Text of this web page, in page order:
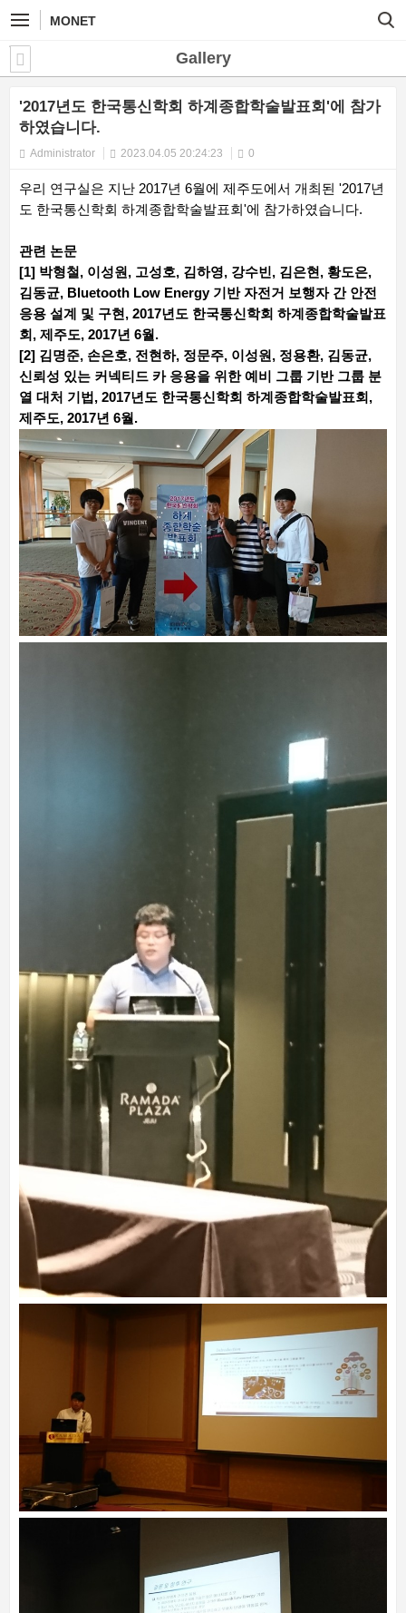
MONET
Gallery
'2017년도 한국통신학회 하계종합학술발표회'에 참가
하였습니다.
Administrator 2023.04.05 20:24:23 0
우리 연구실은 지난 2017년 6월에 제주도에서 개최된 '2017년
도 한국통신학회 하계종합학술발표회'에 참가하였습니다.
관련 논문
[1] 박형철, 이성원, 고성호, 김하영, 강수빈, 김은현, 황도은,
김동균, Bluetooth Low Energy 기반 자전거 보행자 간 안전
응용 설계 및 구현, 2017년도 한국통신학회 하계종합학술발표
회, 제주도, 2017년 6월.
[2] 김명준, 손은호, 전현하, 정문주, 이성원, 정용환, 김동균,
신뢰성 있는 커넥티드 카 응용을 위한 예비 그룹 기반 그룹 분
열 대처 기법, 2017년도 한국통신학회 하계종합학술발표회,
제주도, 2017년 6월.